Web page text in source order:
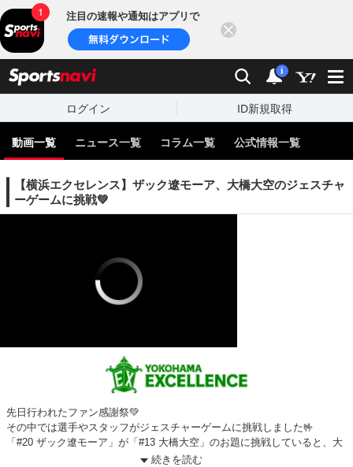
注目の速報や通知はアプリで
検索 通知
i
ログイン ID新規取得
動画一覧 ニュース一覧 コラム一覧 公式情報一覧
【横浜エクセレンス】ザック遼モーア、大橋大空のジェスチャ
ーゲームに挑戦💚
先日行われたファン感謝祭💚
その中では選手やスタッフがジェスチャーゲームに挑戦しました🤟
「#20 ザック遼モーア」が「#13 大橋大空」のお題に挑戦していると、大
続きを読む